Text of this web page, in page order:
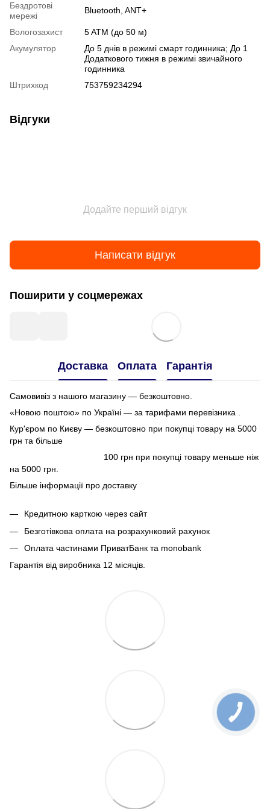
Бездротові
мережі
Bluetooth, ANT+
Вологозахист
5 ATM (до 50 м)
Акумулятор
До 5 днів в режимі смарт годинника; До 1
Додаткового тижня в режимі звичайного
годинника
Штрихкод
753759234294
Відгуки
Додайте перший відгук
Написати відгук
Поширити у соцмережах
Доставка Оплата Гарантія
Самовивіз з нашого магазину — безкоштовно.
«Новою поштою» по Україні — за тарифами перевізника .
Кур'єром по Києву — безкоштовно при покупці товару на 5000
грн та більше
100 грн при покупці товару меньше ніж
на 5000 грн.
Більше інформації про доставку
Кредитною карткою через сайт
Безготівкова оплата на розрахунковий рахунок
Оплата частинами ПриватБанк та monobank
Гарантія від виробника 12 місяців.